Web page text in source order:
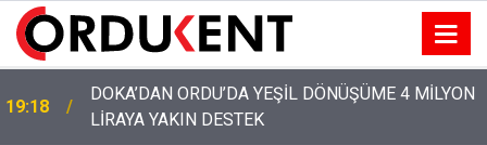
12:46
YENİ PARTİ’NİN ORDU’DAKİ 69 KİŞİLİK KURUCU
KADROSU AÇIKLANDI